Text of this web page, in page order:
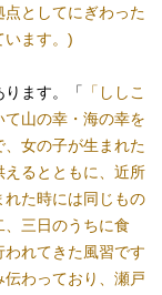
としてにぎわった
います。)
ります。「
「ししこ
山の幸・海の幸を
女の子が生まれた
るとともに、近所
た時には同じもの
三日のうちに食
れてきた風習です
わっており、瀬戸